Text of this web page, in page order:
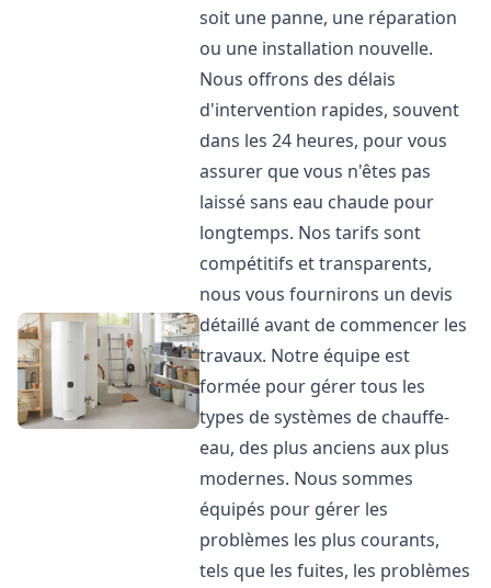
soit une panne, une réparation
ou une installation nouvelle.
Nous offrons des délais
d'intervention rapides, souvent
dans les 24 heures, pour vous
assurer que vous n'êtes pas
laissé sans eau chaude pour
longtemps. Nos tarifs sont
compétitifs et transparents,
nous vous fournirons un devis
détaillé avant de commencer les
travaux. Notre équipe est
formée pour gérer tous les
types de systèmes de chauffe-
eau, des plus anciens aux plus
modernes. Nous sommes
équipés pour gérer les
problèmes les plus courants,
tels que les fuites, les problèmes